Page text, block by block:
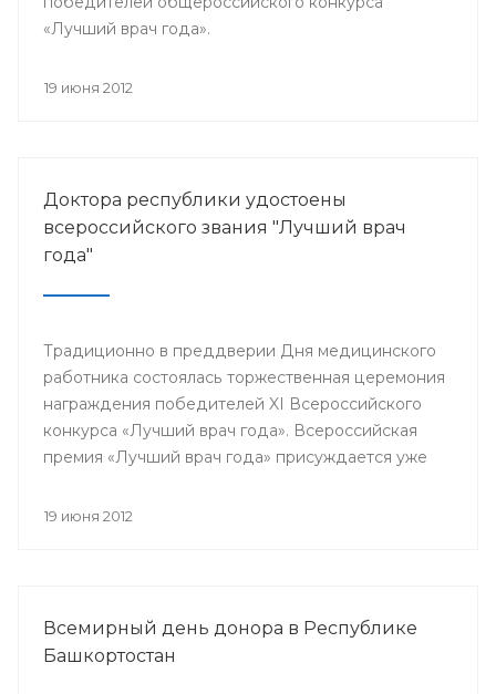
«Лучший врач года».
19 июня 2012
Доктора республики удостоены
всероссийского звания "Лучший врач
года"
Традиционно в преддверии Дня медицинского
работника состоялась торжественная церемония
награждения победителей XI Всероссийского
конкурса «Лучший врач года». Всероссийская
премия «Лучший врач года» присуждается уже
лучшего боролись специалисты со всей страны.
19 июня 2012
Всемирный день донора в Республике
Башкортостан